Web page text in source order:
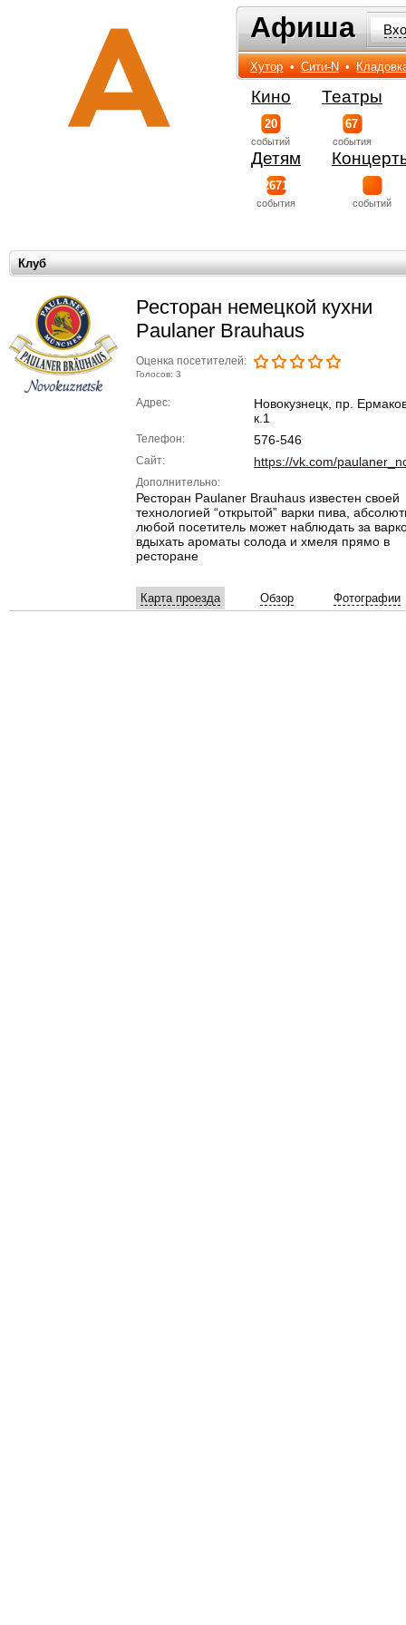
Афиша
Афиша
Хутор • Сити-N •
Кино
20
событий
Театры
67
события
Детям
2671
события событий
Клуб
Ресторан немецкой кухни
Paulaner Brauhaus
Оценка посетителей:
Голосов: 3
Адрес:
Новокузнецк, пр.
к.1
Телефон: 576-546
Сайт: https://vk.com/
Дополнительно:
Ресторан Paulaner Brauhaus известен своей
технологией “открытой” варки пива,
любой посетитель может наблюдать за
вдыхать ароматы солода и хмеля прямо в
ресторане
Карта проезда Обзор Фотографии